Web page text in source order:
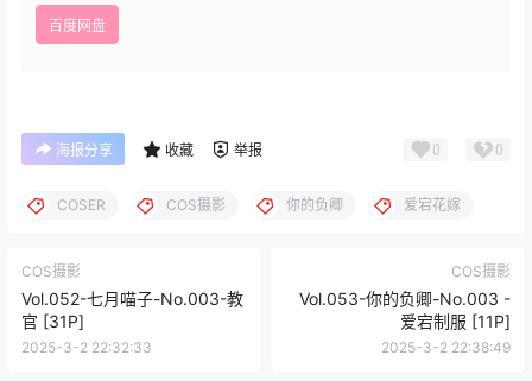
百度网盘
海报分享 收藏 举报 0 0
COSER COS摄影 你的负卿 爱宕花嫁
COS摄影
Vol.052-七月喵子-No.003-教
官 [31P]
2025-3-2 22:32:33
COS摄影
Vol.053-你的负卿-No.003 -
爱宕制服 [11P]
2025-3-2 22:38:49